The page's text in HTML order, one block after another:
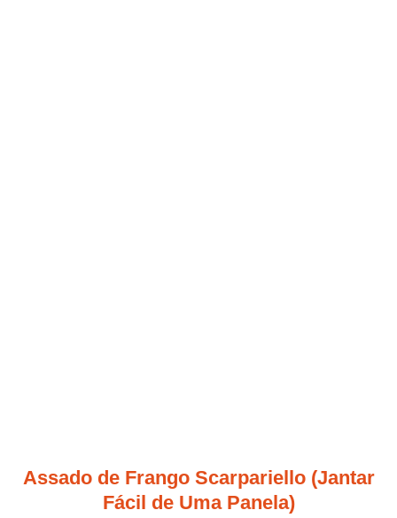
Assado de Frango Scarpariello (Jantar
Fácil de Uma Panela)